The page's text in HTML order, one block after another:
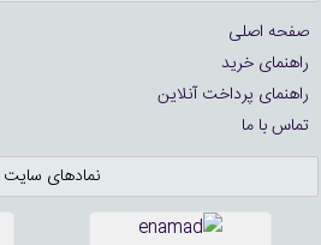
صفحه اصلی
راهنمای خرید
راهنمای پرداخت آنلاین
تماس با ما
نمادهای سایت